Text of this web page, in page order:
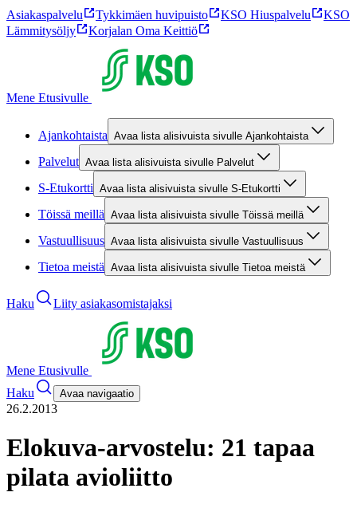
Asiakaspalvelu Tykkimäen huvipuisto KSO Hiuspalvelu
KSO
Lämmitysöljy
Korjalan Oma Keittiö
Mene Etusivulle
Ajankohtaista Avaa lista alisivuista sivulle Ajankohtaista
Palvelut Avaa lista alisivuista sivulle Palvelut
S-Etukortti Avaa lista alisivuista sivulle S-Etukortti
Töissä meillä Avaa lista alisivuista sivulle Töissä meillä
Vastuullisuus Avaa lista alisivuista sivulle Vastuullisuus
Tietoa meistä Avaa lista alisivuista sivulle Tietoa meistä
Haku Liity asiakasomistajaksi
Mene Etusivulle
Haku
Avaa navigaatio
26.2.2013
Elokuva-arvostelu: 21 tapaa
pilata avioliitto